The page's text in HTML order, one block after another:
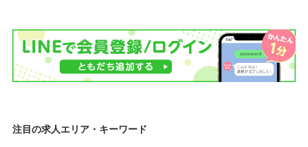
注目の求人エリア・キーワード